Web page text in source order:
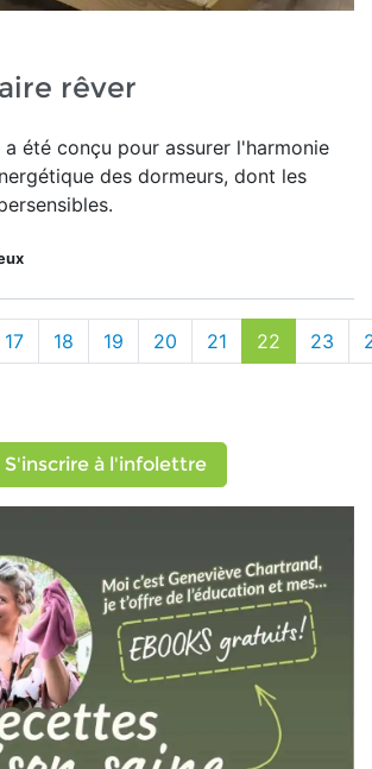
rêver
été conçu pour assurer l'harmonie
des dormeurs, dont les
17 18 19 20 21 22 23
S'inscrire à l'infolettre